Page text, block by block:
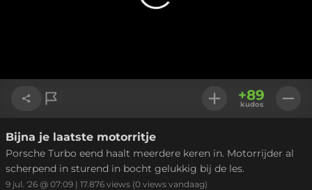
Link kopiëren
+89
kudos
Bijna je laatste motorritje
Porsche Turbo eend haalt meerdere keren in. Motorrijder al
scherpend in sturend in bocht gelukkig bij de les.
9 jul. '26 @ 07:09 | 17.876 views (0 views vandaag)